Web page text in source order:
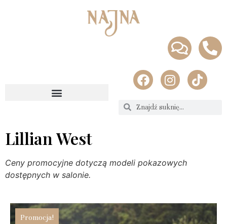
Lillian West
Ceny promocyjne dotyczą modeli pokazowych
dostępnych w salonie.
Promocja!